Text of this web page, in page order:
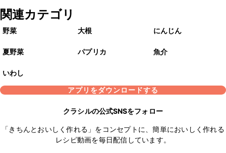
関連カテゴリ
野菜 大根 にんじん
夏野菜 パプリカ 魚介
いわし
アプリをダウンロードする
クラシルの公式SNSをフォロー
「きちんとおいしく作れる」をコンセプトに、簡単においしく作れる
レシピ動画を毎日配信しています。